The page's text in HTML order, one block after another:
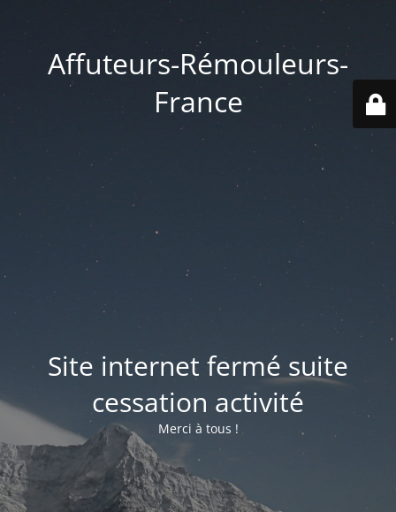
Affuteurs-Rémouleurs-
France
Site internet fermé suite
cessation activité
Merci à tous !